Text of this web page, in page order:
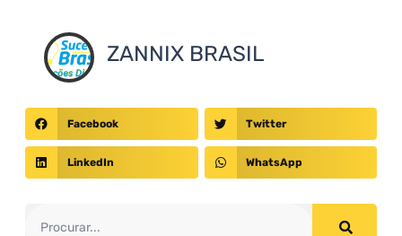
ZANNIX BRASIL
Facebook Twitter
LinkedIn WhatsApp